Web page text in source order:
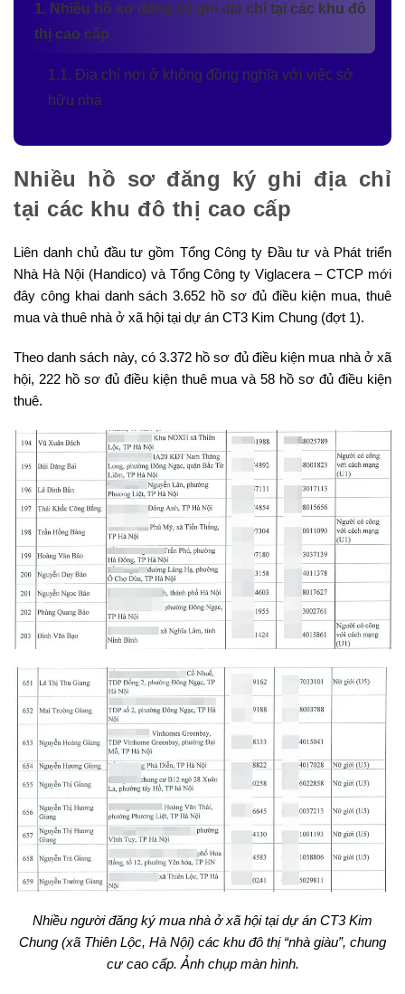
1. Nhiều hồ sơ đăng ký ghi địa chỉ tại các khu đô
thị cao cấp
1.1. Địa chỉ nơi ở không đồng nghĩa với việc sở
hữu nhà
Nhiều hồ sơ đăng ký ghi địa chỉ
tại các khu đô thị cao cấp
Liên danh chủ đầu tư gồm Tổng Công ty Đầu tư và Phát triển
Nhà Hà Nội (Handico) và Tổng Công ty Viglacera – CTCP mới
đây công khai danh sách 3.652 hồ sơ đủ điều kiện mua, thuê
mua và thuê nhà ở xã hội tại dự án CT3 Kim Chung (đợt 1).
Theo danh sách này, có 3.372 hồ sơ đủ điều kiện mua nhà ở xã
hội, 222 hồ sơ đủ điều kiện thuê mua và 58 hồ sơ đủ điều kiện
thuê.
Nhiều người đăng ký mua nhà ở xã hội tại dự án CT3 Kim
Chung (xã Thiên Lộc, Hà Nội) các khu đô thị “nhà giàu”, chung
cư cao cấp. Ảnh chụp màn hình.